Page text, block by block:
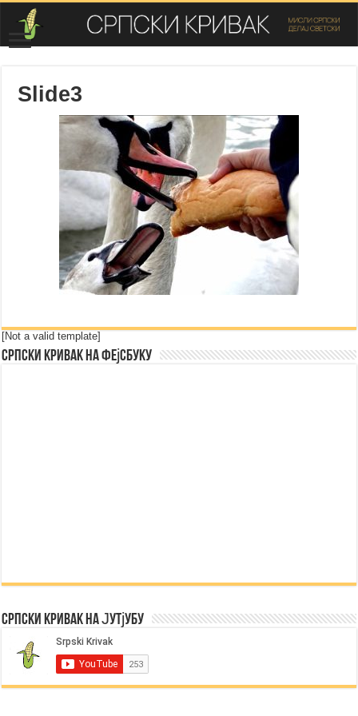
Slide3
[Not a valid template]
Српски Кривак на Фејсбуку
Српски Кривак на Јутјубу